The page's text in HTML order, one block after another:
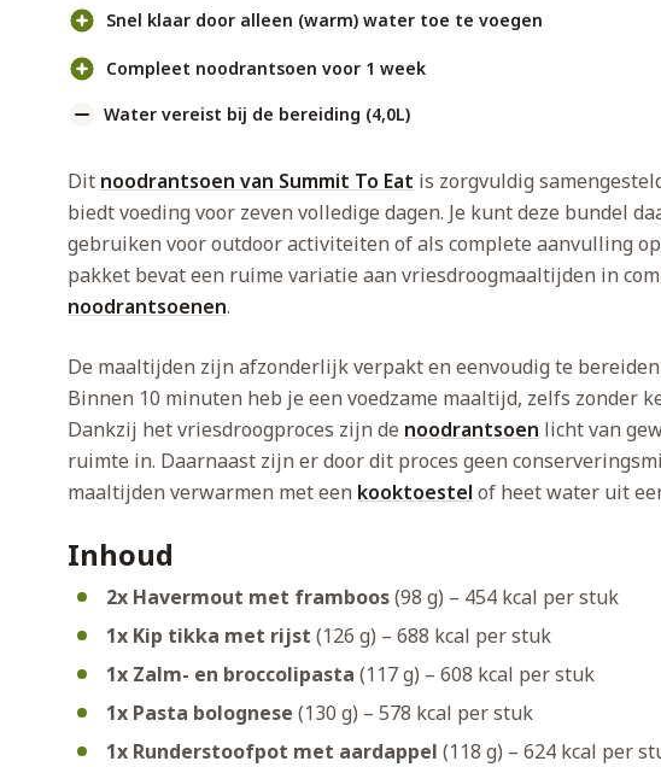
Snel klaar door alleen (warm) water toe te voegen
Compleet noodrantsoen voor 1 week
Water vereist bij de bereiding (4,0L)
Dit noodrantsoen van Summit To Eat is zorgvuldig
biedt voeding voor zeven volledige dagen. Je kunt deze bundel
gebruiken voor outdoor activiteiten of als complete aanvulling
pakket bevat een ruime variatie aan vriesdroogmaaltijden in
noodrantsoenen.
De maaltijden zijn afzonderlijk verpakt en eenvoudig te
Binnen 10 minuten heb je een voedzame maaltijd, zelfs zonder
Dankzij het vriesdroogproces zijn de noodrantsoen licht van
ruimte in. Daarnaast zijn er door dit proces geen
maaltijden verwarmen met een kooktoestel of heet water uit
Inhoud
2x Havermout met framboos(98 g) – 454 kcal per stuk
1x Kip tikka met rijst (126 g) – 688 kcal per stuk
1x Zalm- en broccolipasta (117 g) – 608 kcal per stuk
1x Pasta bolognese (130 g) – 578 kcal per stuk
1x Runderstoofpot met aardappel (118 g) – 624 kcal per